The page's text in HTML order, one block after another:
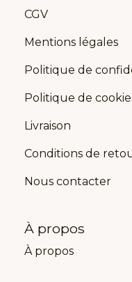
CGV
Mentions légales
Politique de
Politique de
Livraison
Conditions de
Nous contacter
À propos
À propos